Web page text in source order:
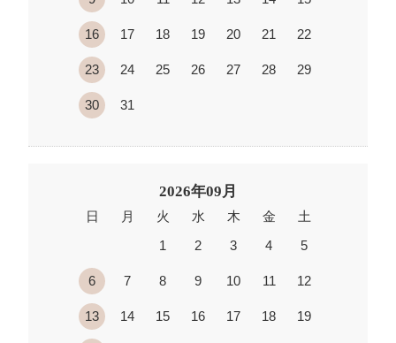
16 17 18 19 20 21 22
23 24 25 26 27 28 29
30 31
2026年09月
日 月 火 水 木 金
土
1
2 3 4 5
6 7 8 9 10 11 12
13 14 15 16 17 18 19